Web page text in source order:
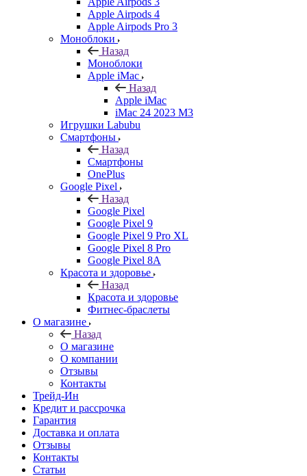
Apple Airpods 4
Apple Airpods Pro 3
Моноблоки
Назад
Моноблоки
Apple iMac
Назад
Apple iMac
iMac 24 2023 M3
Игрушки Labubu
Смартфоны
Назад
Смартфоны
OnePlus
Google Pixel
Назад
Google Pixel
Google Pixel 9
Google Pixel 9 Pro XL
Google Pixel 8 Pro
Google Pixel 8A
Красота и здоровье
Назад
Красота и здоровье
Фитнес-браслеты
О магазине
Назад
О магазине
О компании
Отзывы
Контакты
Трейд-Ин
Кредит и рассрочка
Гарантия
Доставка и оплата
Отзывы
Контакты
Статьи